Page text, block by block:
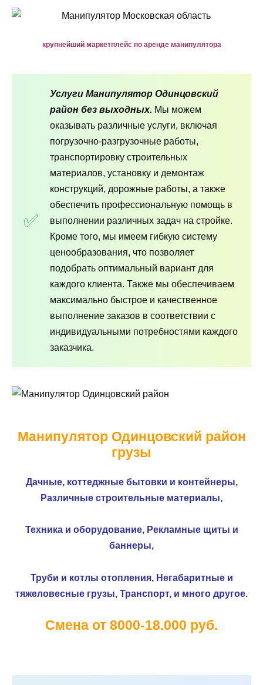
крупнейший маркетплейс по аренде манипулятора
Услуги Манипулятор Одинцовский
район без выходных. Мы можем
оказывать различные услуги, включая
погрузочно-разгрузочные работы,
транспортировку строительных
материалов, установку и демонтаж
конструкций, дорожные работы, а также
обеспечить профессиональную помощь в
выполнении различных задач на стройке.
Кроме того, мы имеем гибкую систему
ценообразования, что позволяет
подобрать оптимальный вариант для
каждого клиента. Также мы обеспечиваем
максимально быстрое и качественное
выполнение заказов в соответствии с
индивидуальными потребностями каждого
заказчика.
Манипулятор Одинцовский район
грузы
Дачные, коттеджные бытовки и контейнеры,
Различные строительные материалы,
Техника и оборудование, Рекламные щиты и
баннеры,
Труби и котлы отопления, Негабаритные и
тяжеловесные грузы, Транспорт, и много другое.
Смена от 8000-18.000 руб.